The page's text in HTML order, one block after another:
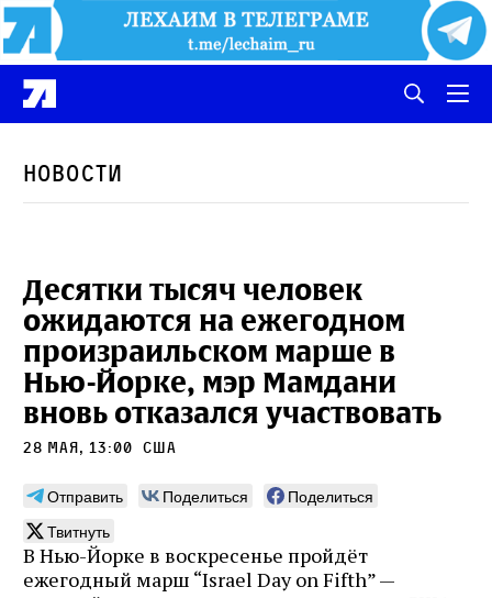
Новости
Десятки тысяч человек
ожидаются на ежегодном
произраильском марше в
Нью-Йорке, мэр Мамдани
вновь отказался участвовать
28 мая, 13:00 сша
Отправить Поделиться
Поделиться
Твитнуть
В Нью-Йорке в воскресенье пройдёт
ежегодный марш “Israel Day on Fifth” —